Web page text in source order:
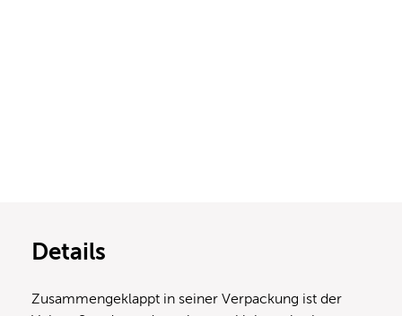
Details
Zusammengeklappt in seiner Verpackung ist der